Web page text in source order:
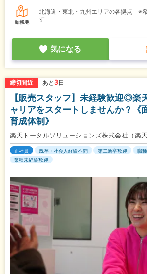
勤務地
北海道・東北・九州エリアの各拠点 ※
す
気になる
締切間近 あと 3日
【販売スタッフ】未経験歓迎◎楽
ャリアをスタートしませんか？《
育成体制》
楽天トータルソリューションズ株式会社（楽天
正社員 既卒・社会人経験不問 第二新卒歓迎
職
業種未経験歓迎